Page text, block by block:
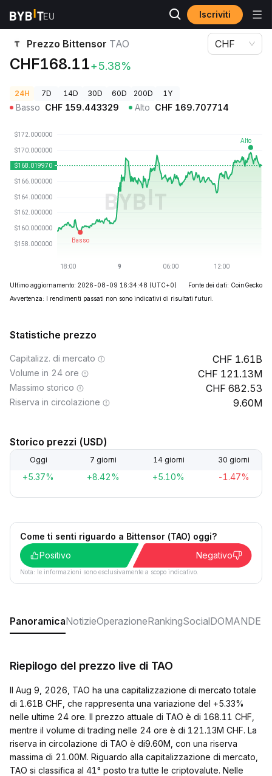
Iscriviti
Prezzi Crypto
Prezzo Bittensor TAO
CHF168.11+5.38%
CHF
24H 7D 14D 30D 60D 200D 1Y
Basso CHF 159.443329 Alto CHF 169.707714
Ultimo aggiornamento: 2026-08-09 16:34:48 (UTC+0)
Fonte dei dati: CoinGecko
Avvertenza: I rendimenti passati non sono indicativi di risultati futuri.
Statistiche prezzo
Capitalizz. di mercato 1.61B
Volume in 24 ore 121.13M
Massimo storico 682.53
Riserva in circolazione 9.60M
Storico prezzi (USD)
Oggi 7 giorni 14 giorni 30 giorni
+5.37% +8.42% +5.10% -1.47%
Come ti senti riguardo a Bittensor (TAO) oggi?
Positivo
Negativo
Nota: le informazioni sono esclusivamente a scopo indicativo.
PanoramicaNotizieOperazioneRankingSocialDOMANDE
Riepilogo del prezzo live di TAO
Il Aug 9, 2026, TAO ha una capitalizzazione di mercato totale
di 1.61B CHF, che rappresenta una variazione del +5.33%
nelle ultime 24 ore. Il prezzo attuale di TAO è di 168.11 CHF,
mentre il volume di trading nelle 24 ore è di 121.13M CHF. La
riserva in circolazione di TAO è di9.60M, con una riserva
massima di 21.00M. Riguardo alla capitalizzazione di mercato,
TAO si classifica al 41° posto tra tutte le criptovalute. Nelle